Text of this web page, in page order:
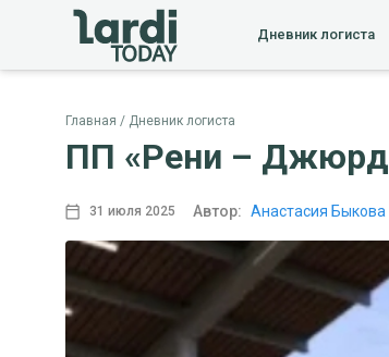
Дневник логиста
Главная Дневник логиста
ПП «Рени –
31 июля 2025 Автор: Анастасия Быкова